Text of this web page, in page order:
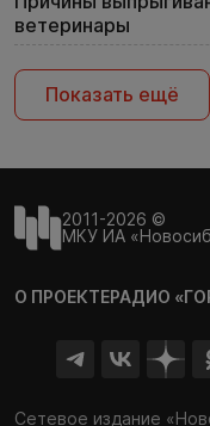
ветеринары
Показать ещё
2011-2026 ©
МКУ ИА
О ПРОЕКТЕРАДИО
Сетевое издание